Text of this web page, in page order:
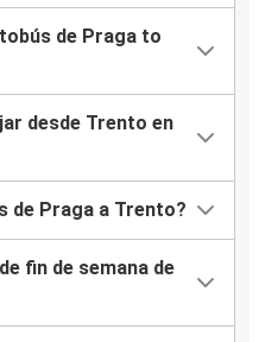
de Praga to
desde Trento en
de Praga a Trento?
fin de semana de